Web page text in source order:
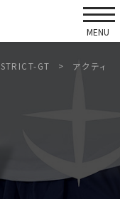
STRICT-GT アクティ